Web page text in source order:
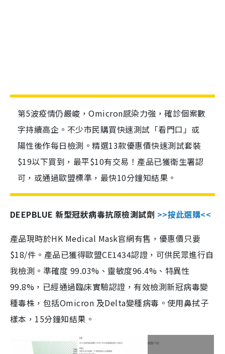
第5波疫情仍嚴峻，Omicron感染力強，確診個案數
字持續高企。不少市民購買快速測試「看門口」或
陽性後作每日檢測。精選13款優惠價快速測試套裝
$19以下買到，最平$10有交易！產品已獲衛生署認
可，或通過歐盟標準，最快10分鐘知結果。
DEEPBLUE 新型冠狀病毒抗原檢測試劑 >>按此選購<<
產品現時於HK Medical Mask官網有售，優惠價只要
$18/件。產品已獲得歐盟CE1434認證，可供民眾進行自
我檢測。準確度 99.03%、靈敏度96.4%、特異性
99.8%，已經通過臨床實驗認證，有效檢測新冠病毒變
種毒株，包括Omicron 及Delta變種病毒。使用鼻拭子
樣本，15分鐘知結果。